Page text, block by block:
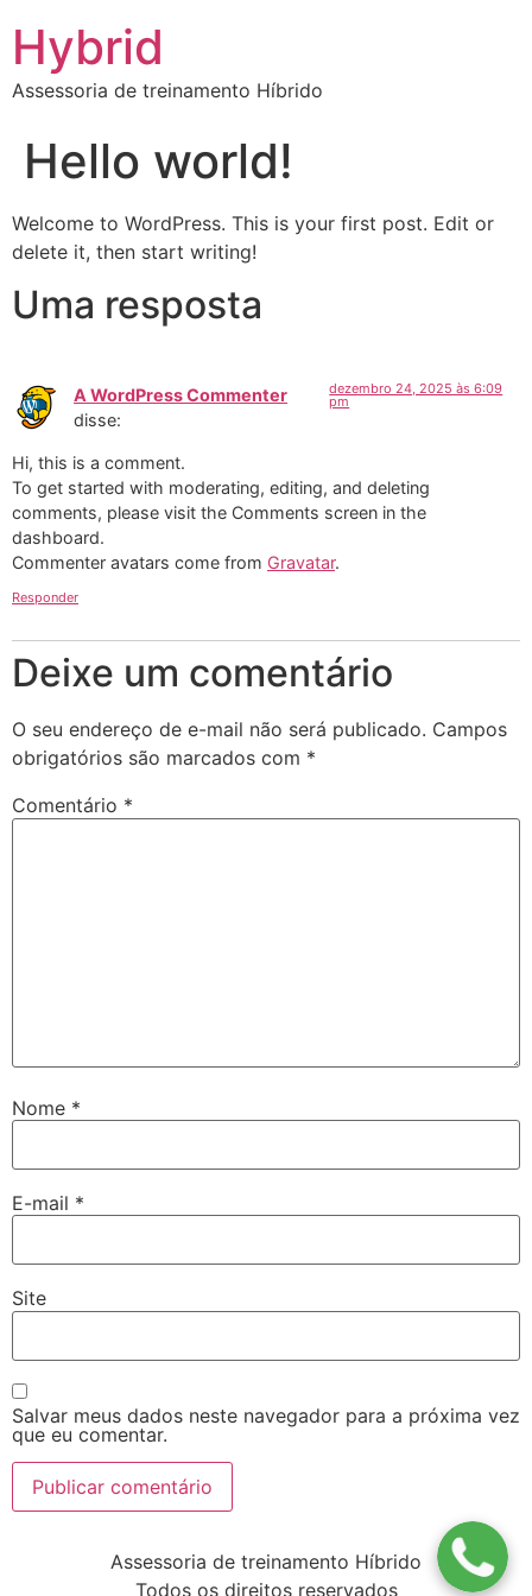
Hybrid
Assessoria de treinamento Híbrido
Hello world!
Welcome to WordPress. This is your first post. Edit or
delete it, then start writing!
Uma resposta
A WordPress Commenter
disse:
dezembro 24, 2025 às 6:09
pm
Hi, this is a comment.
To get started with moderating, editing, and deleting
comments, please visit the Comments screen in the
dashboard.
Commenter avatars come from Gravatar.
Responder
Deixe um comentário
O seu endereço de e-mail não será publicado. Campos
obrigatórios são marcados com *
Comentário *
Nome *
E-mail *
Site
Salvar meus dados neste navegador para a próxima vez
que eu comentar.
Assessoria de treinamento Híbrido
Todos os direitos reservados